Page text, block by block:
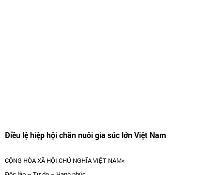
Điều lệ hiệp hội chăn nuôi gia súc lớn Việt Nam
CỘNG HÒA XÃ HỘI CHỦ NGHĨA VIỆT NAM<